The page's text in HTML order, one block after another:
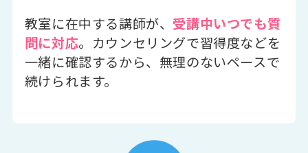
教室に在中する講師が、 受講中いつでも質
問に対応。カウンセリングで習得度などを
一緒に確認するから、無理のないペースで
続けられます。